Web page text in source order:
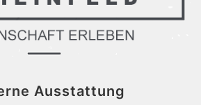
Ausstattung